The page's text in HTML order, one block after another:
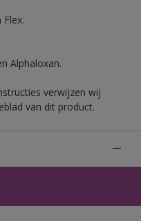
Alphaloxan.
verwijzen wij
van dit product.